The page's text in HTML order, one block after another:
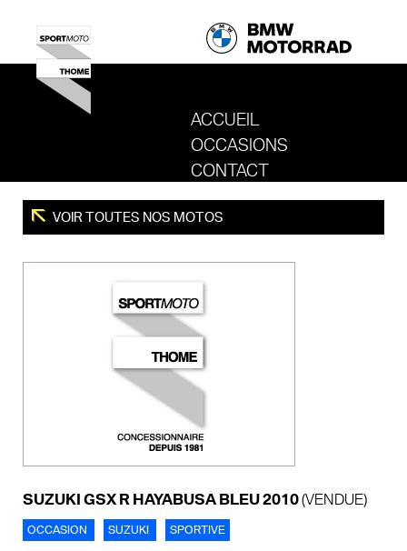
ACCUEIL
REVENIR AU SITE DE SPORT MOTO
OCCASIONS
CONTACT
VOIR TOUTES NOS MOTOS
SUZUKI GSX R HAYABUSA BLEU 2010(VENDUE)
OCCASION SUZUKI SPORTIVE